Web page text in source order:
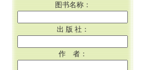
图书名称：
出 版 社：
作 者：